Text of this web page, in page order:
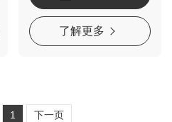
了解更多
1 下一页